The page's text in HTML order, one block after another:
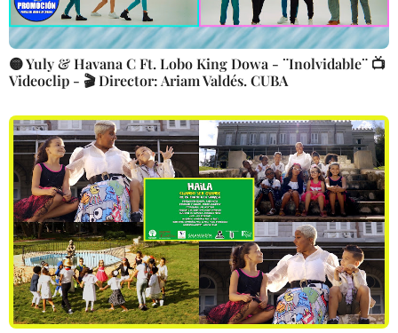
🟡 Yuly & Havana C Ft. Lobo King Dowa - ¨Inolvidable¨ 📺
Videoclip - 🎬 Director: Ariam Valdés. CUBA